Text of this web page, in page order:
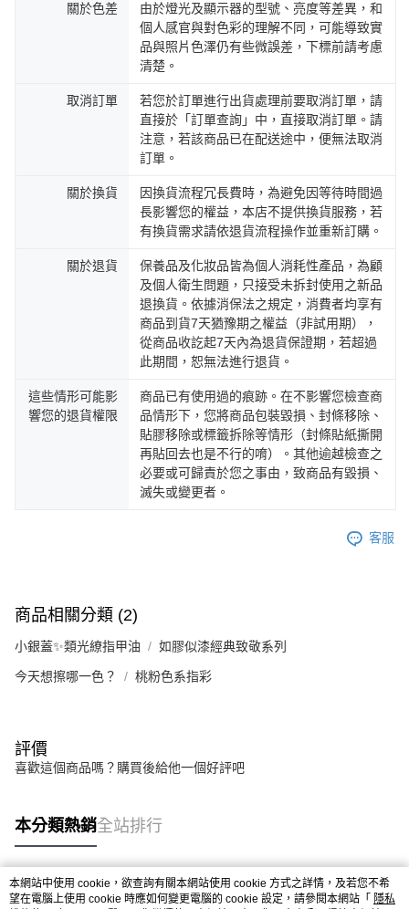
關於色差
由於燈光及顯示器的型號、亮度等差異，和
個人感官與對色彩的理解不同，可能導致實
品與照片色澤仍有些微誤差，下標前請考慮
清楚。
取消訂單
若您於訂單進行出貨處理前要取消訂單，請
直接於「訂單查詢」中，直接取消訂單。請
注意，若該商品已在配送途中，便無法取消
訂單。
關於換貨
因換貨流程冗長費時，為避免因等待時間過
長影響您的權益，本店不提供換貨服務，若
有換貨需求請依退貨流程操作並重新訂購。
關於退貨
保養品及化妝品皆為個人消耗性產品，為顧
及個人衛生問題，只接受未拆封使用之新品
退換貨。依據消保法之規定，消費者均享有
商品到貨7天猶豫期之權益（非試用期），
從商品收訖起7天內為退貨保證期，若超過
此期間，恕無法進行退貨。
這些情形可能影
響您的退貨權限
商品已有使用過的痕跡。在不影響您檢查商
品情形下，您將商品包裝毀損、封條移除、
貼膠移除或標籤拆除等情形（封條貼紙撕開
再貼回去也是不行的唷）。其他逾越檢查之
必要或可歸責於您之事由，致商品有毀損、
滅失或變更者。
客服
商品相關分類 (2)
小銀蓋✨類光繚指甲油 如膠似漆經典致敬系列
今天想擦哪一色？ 桃粉色系指彩
評價
喜歡這個商品嗎？購買後給他一個好評吧
本分類熱銷全站排行
熱門標籤
本網站中使用 cookie，欲查詢有關本網站使用 cookie 方式之詳情，及若您不希
望在電腦上使用 cookie 時應如何變更電腦的 cookie 設定，請參閱本網站「 隱私